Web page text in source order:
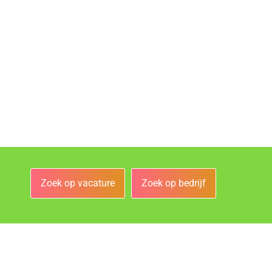
Zoek op vacature Zoek op bedrijf